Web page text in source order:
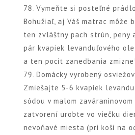
78. Vymeňte si posteľné
Bohužiaľ, aj Váš matrac môže
ten zvláštny pach strún, peny
pár kvapiek levanduľového
a ten pocit zanedbania zmizne!
79. Domácky vyrobený
Zmiešajte 5-6 kvapiek
sódou v malom
zatvorení urobte vo viečku
nevoňavé miesta (pri koši na